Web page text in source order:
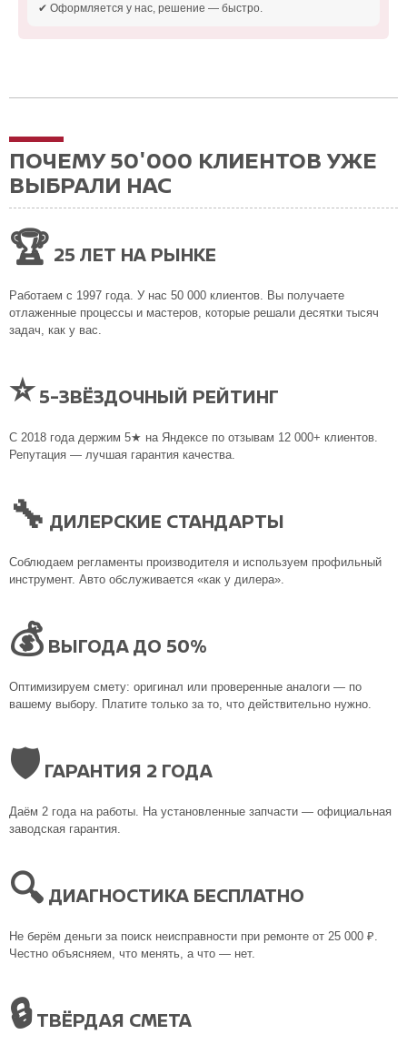
✔ Оформляется у нас, решение — быстро.
ПОЧЕМУ 50'000 КЛИЕНТОВ УЖЕ
ВЫБРАЛИ НАС
🏆 25 ЛЕТ НА РЫНКЕ
Работаем с 1997 года. У нас 50 000 клиентов. Вы получаете
отлаженные процессы и мастеров, которые решали десятки тысяч
задач, как у вас.
⭐ 5-ЗВЁЗДОЧНЫЙ РЕЙТИНГ
С 2018 года держим 5★ на Яндексе по отзывам 12 000+ клиентов.
Репутация — лучшая гарантия качества.
🔧 ДИЛЕРСКИЕ СТАНДАРТЫ
Соблюдаем регламенты производителя и используем профильный
инструмент. Авто обслуживается «как у дилера».
💰 ВЫГОДА ДО 50%
Оптимизируем смету: оригинал или проверенные аналоги — по
вашему выбору. Платите только за то, что действительно нужно.
🛡 ГАРАНТИЯ 2 ГОДА
Даём 2 года на работы. На установленные запчасти — официальная
заводская гарантия.
🔍 ДИАГНОСТИКА БЕСПЛАТНО
Не берём деньги за поиск неисправности при ремонте от 25 000 ₽.
Честно объясняем, что менять, а что — нет.
🔒ТВЁРДАЯ СМЕТА